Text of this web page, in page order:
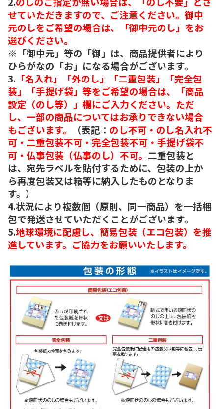
せていただきますので、ご注意ください。御中
元のしをご希望の場合は、「御中元のし」をお
選びください。
※「御中元」等の「御」は、商品提供者により
ひらがなの「お」になる場合がございます。
3. 「名入れ」「外のし」「二重包装」「完全包
装」「手提げ袋」等をご希望の場合は、「商品
設定（のし等）」欄にご入力ください。ただ
し、一部の商品についてはお承りできない場合
もございます。
（表記： のし不可・のし名入れ不
可・二重包装不可・完全包装不可・手提げ袋不
可・仏事包装（仏事のし）不可。 二重包装と
は、宛先ラベルを貼付するために、包装の上か
ら再度包装又は箱等に納入したものとなりま
す。）
4.状況により複数個（原則、同一商品）を一括梱
包で発送させていただくことがございます。
5.地球環境に配慮し、簡易包装（エコ包装）を推
進しています。ご協力をお願いいたします。